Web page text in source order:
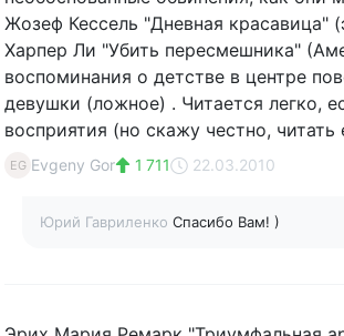
Жозеф Кессель "Дневная красавица"
Харпер Ли "Убить пересмешника"
воспоминания о детстве в центре
девушки (ложное) . Читается легко,
восприятия (но скажу честно,
EG Evgeny Gor 1 711 22.03.2010
Юрий Гавриленко Спасибо Вам! )